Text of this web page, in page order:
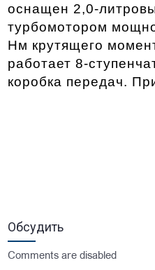
оснащен 2,0-
турбомотором
Нм крутящего
работает 8-
коробка передач.
Обсудить
Comments are disabled